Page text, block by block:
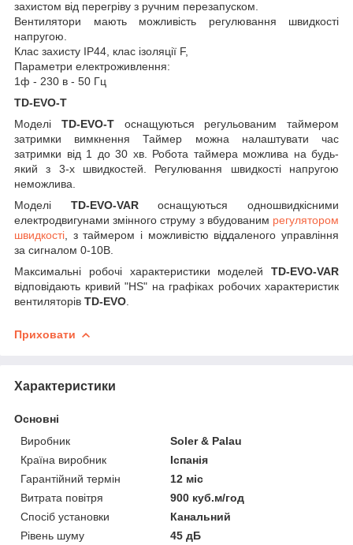
захистом від перегріву з ручним перезапуском.
Вентилятори мають можливість регулювання швидкості
напругою.
Клас захисту IP44, клас ізоляції F,
Параметри електроживлення:
1ф - 230 в - 50 Гц
TD-EVO-T
Моделі TD-EVO-Tоснащуються регульованим таймером
затримки вимкнення Таймер можна налаштувати час
затримки від 1 до 30 хв. Робота таймера можлива на будь-
який з 3-х швидкостей. Регулювання швидкості напругою
неможлива.
Моделі TD-EVO-VARоснащуються одношвидкісними
електродвигунами змінного струму з вбудованим регулятором
швидкості , з таймером і можливістю віддаленого управління
за сигналом 0-10В.
Максимальні робочі характеристики моделей TD-EVO-VAR
відповідають кривий "HS" на графіках робочих характеристик
вентиляторів TD-EVO
Приховати
Характеристики
Основні
Виробник
Soler & Palau
Країна виробник
Іспанія
Гарантійний термін
12 міс
Витрата повітря
900 куб.м/год
Спосіб установки
Канальний
Рівень шуму
45 дБ